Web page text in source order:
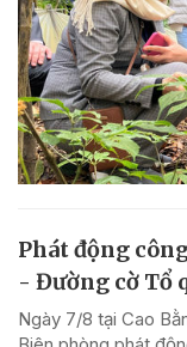
Phát động
- Đường cờ Tổ
Ngày 7/8 tại Cao